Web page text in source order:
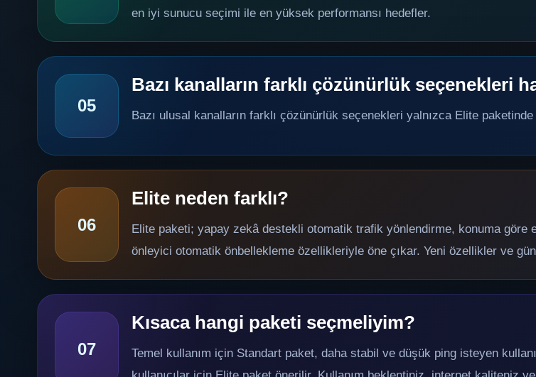
en iyi sunucu seçimi ile en yüksek performansı hedefler.
05
Bazı kanalların farklı çözünürlük seçenekleri
Bazı ulusal kanalların farklı çözünürlük seçenekleri yalnızca Elite
06
Elite neden farklı?
Elite paketi; yapay zekâ destekli otomatik trafik yönlendirme, konuma
önleyici otomatik önbellekleme özellikleriyle öne çıkar. Yeni özellikler ve
07
Kısaca hangi paketi seçmeliyim?
Temel kullanım için Standart paket, daha stabil ve düşük ping isteyen